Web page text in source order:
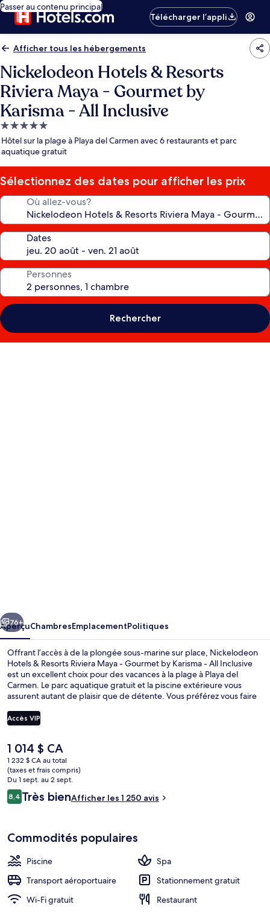
Passer au contenu principal
Télécharger l’appli
Afficher tous les hébergements
Nickelodeon Hotels & Resorts
Riviera Maya - Gourmet by
Karisma - All Inclusive
Hébergement
5.0 étoiles
Hôtel sur la plage à Playa del Carmen avec 6 restaurants et parc
aquatique gratuit
Sélectionnez des dates pour afficher les prix
Où allez-vous?
Dates
Personnes
Rechercher
Resorts
Riviera
Maya
Gourmet
by
Karisma
All
Inclusive
Suivant
76+
AperçuChambresEmplacementPolitiques
Offrant l’accès à de la plongée sous-marine sur place, Nickelodeon
Hotels & Resorts Riviera Maya - Gourmet by Karisma - All Inclusive
est un excellent choix pour des vacances à la plage à Playa del
Carmen. Le parc aquatique gratuit et la piscine extérieure vous
assurent autant de plaisir que de détente. Vous préférez vous faire
profondeur, des enveloppements et de l’aromathérapie. Parmi les
choix de restauration, notons 6 restaurants, et les 2 bars dans la
Parmi les points saillants de hôtel de luxe, notons 3 bars-salons, une
navette aéroportuaire gratuite et un parcours aquatique. Les autres
voyageurs apprécient vraiment le personnel serviable et les
commodités familiales.
Accès VIP
Le
prix
actuel
est
de 1 014 $ CA
1 014 $ CA
1 232 $ CA au total
(taxes et frais compris)
Du 1 sept. au 2 sept.
Avis
8,48,4 sur 10 –
Très bienAfficher les 1 250 avis
Commodités populaires
Piscine
Spa
Transport aéroportuaire
Stationnement gratuit
Wi-Fi gratuit
Restaurant